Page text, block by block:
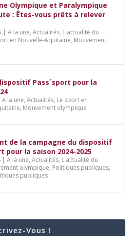
Olympique et Paralympique
: Êtes-vous prêts à relever
|A la une,Actualités, L'actualité du
en Nouvelle-Aquitaine, Mouvement
Pass´sport pour la
A la une,Actualités, Le sport en
, Mouvement olympique
de la campagne du dispositif
pour la saison 2024-2025
|A la une,Actualités, L'actualité du
olympique, Politiques publiques,
publiques
Vous !